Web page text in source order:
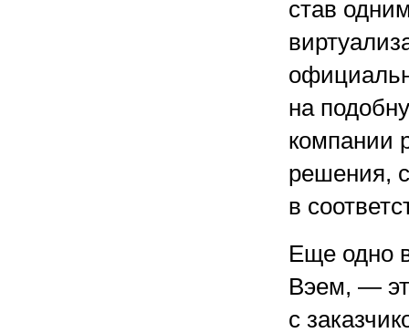
став
на
компании
решения,
в
Еще одно
Вэем, —
с